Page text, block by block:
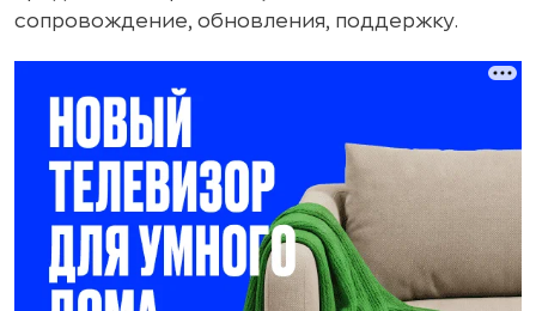
сопровождение, обновления, поддержку.